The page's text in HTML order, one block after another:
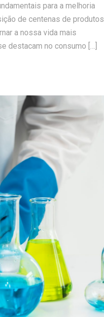
para a melhoria
de centenas de produtos
a nossa vida mais
destacam no consumo […]